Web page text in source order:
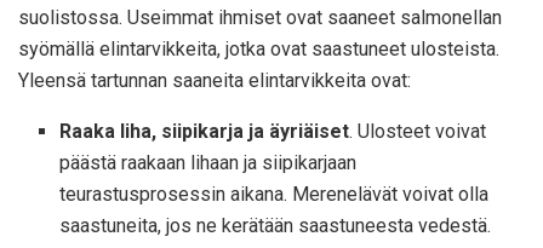
suolistossa. Useimmat ihmiset ovat saaneet salmonellan
syömällä elintarvikkeita, jotka ovat saastuneet ulosteista.
Yleensä tartunnan saaneita elintarvikkeita ovat:
Raaka liha, siipikarja ja äyriäiset. Ulosteet voivat
päästä raakaan lihaan ja siipikarjaan
teurastusprosessin aikana. Merenelävät voivat olla
saastuneita, jos ne kerätään saastuneesta vedestä.